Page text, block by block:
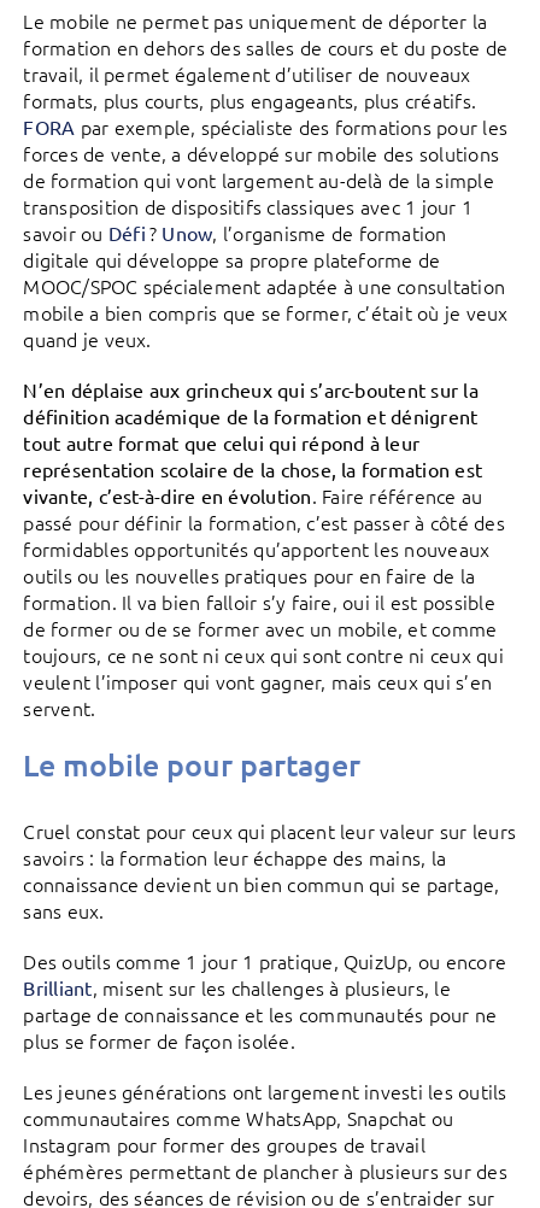
Le mobile ne permet pas uniquement de déporter la
formation en dehors des salles de cours et du poste de
travail, il permet également d’utiliser de nouveaux
formats, plus courts, plus engageants, plus créatifs.
FORA par exemple, spécialiste des formations pour les
forces de vente, a développé sur mobile des solutions
de formation qui vont largement au-delà de la simple
transposition de dispositifs classiques avec 1 jour 1
savoir ou Défi ? Unow, l’organisme de formation
digitale qui développe sa propre plateforme de
MOOC/SPOC spécialement adaptée à une consultation
mobile a bien compris que se former, c’était où je veux
quand je veux.
N’en déplaise aux grincheux qui s’arc-boutent sur la
définition académique de la formation et dénigrent
tout autre format que celui qui répond à leur
représentation scolaire de la chose, la formation est
vivante, c’est-à-dire en évolution. Faire référence au
passé pour définir la formation, c’est passer à côté des
formidables opportunités qu’apportent les nouveaux
outils ou les nouvelles pratiques pour en faire de la
formation. Il va bien falloir s’y faire, oui il est possible
de former ou de se former avec un mobile, et comme
toujours, ce ne sont ni ceux qui sont contre ni ceux qui
veulent l’imposer qui vont gagner, mais ceux qui s’en
servent.
Le mobile pour partager
Cruel constat pour ceux qui placent leur valeur sur leurs
savoirs : la formation leur échappe des mains, la
connaissance devient un bien commun qui se partage,
sans eux.
Des outils comme 1 jour 1 pratique, QuizUp, ou encore
Brilliant, misent sur les challenges à plusieurs, le
partage de connaissance et les communautés pour ne
plus se former de façon isolée.
Les jeunes générations ont largement investi les outils
communautaires comme WhatsApp, Snapchat ou
Instagram pour former des groupes de travail
éphémères permettant de plancher à plusieurs sur des
devoirs, des séances de révision ou de s’entraider sur